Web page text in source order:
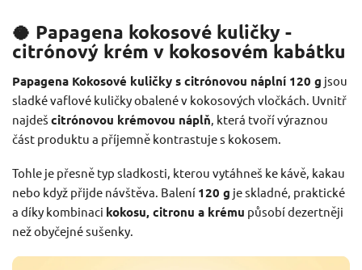
🥥 Papagena kokosové kuličky -
citrónový krém v kokosovém kabátku
Papagena Kokosové kuličky s citrónovou náplní 120 g jsou
sladké vaflové kuličky obalené v kokosových vločkách. Uvnitř
najdeš citrónovou krémovou náplň, která tvoří výraznou
část produktu a příjemně kontrastuje s kokosem.
Tohle je přesně typ sladkosti, kterou vytáhneš ke kávě, kakau
nebo když přijde návštěva. Balení 120 g je skladné, praktické
a díky kombinaci kokosu, citronu a krému působí dezertněji
než obyčejné sušenky.